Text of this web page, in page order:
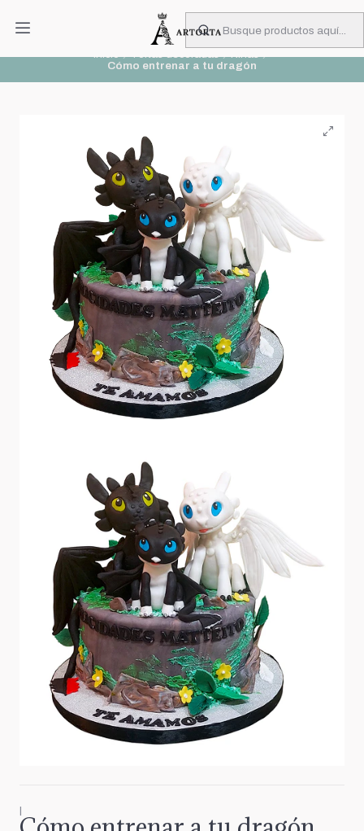
PIDA CON MUCHA ANTICIPACIÓN
Inicio Tortas decoradas
Niñas
Cómo entrenar a tu dragón
|